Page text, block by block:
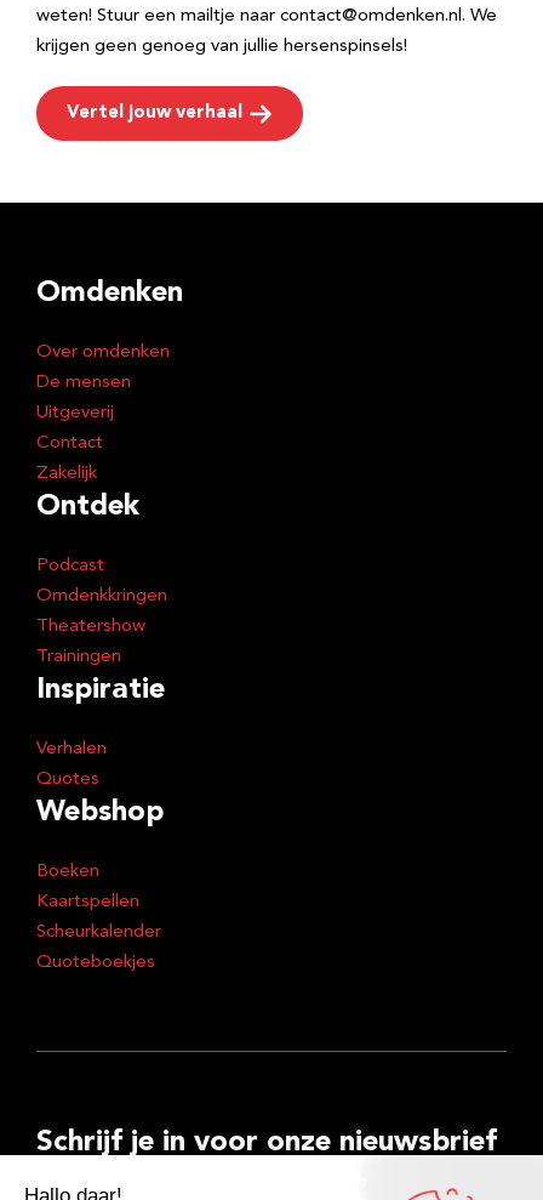
weten! Stuur een mailtje naar contact@omdenken.nl. We
krijgen geen genoeg van jullie hersenspinsels!
Vertel jouw verhaal
Omdenken
Over omdenken
De mensen
Uitgeverij
Contact
Zakelijk
Ontdek
Podcast
Omdenkkringen
Theatershow
Trainingen
Inspiratie
Verhalen
Quotes
Webshop
Boeken
Kaartspellen
Scheurkalender
Quoteboekjes
Schrijf je in voor onze nieuwsbrief